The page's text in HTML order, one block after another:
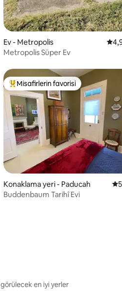
Ev - Metropolis 5
Metropolis Süper Ev
ortalama 5,0 puan, 27
Misafirlerin favorilerinden en
Misafirlerin favorisi
Konaklama yeri - Paducah 5
Buddenbaum Tarihî Evi
en iyi yerler